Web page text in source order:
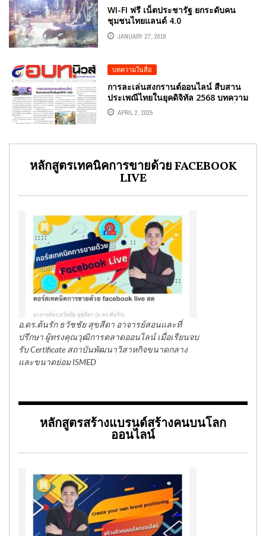
WI-FI ฟรี เน็ตประชารัฐ ยกระดับคน
ชุมชนไทยแลนด์ 4.0
JANUARY 27, 2018
บทความในสื่อ
การละเล่นสงกรานต์ออนไลน์ สืบสาน
ประเพณีไทยในยุคดิจิทัล 2568 บทความ
หนังสือพิมพ์ อปท.นิวส์ รายปักษ์ วันที่ 1-15
เมษายน 2568 โดยคอลัมนีสต์ อ.ดร.ต้นรัก
APRIL 2, 2025
หลักสูตรเทคนิคการขายด้วย FACEBOOK
LIVE
อ.ดร.ต้นรัก ธวัชชัย สุขสีดา อาจารย์สอนและที่
ปรึกษา ผู้ทรงคุณวุฒิการตลาดออนไลน์ เมื่อเรียนจบ
รับ Certificate สถาบันพัฒนาวิสาหกิจขนาดกลาง
และขนาดย่อม ISMED
หลักสูตรสร้างแบรนด์สร้างคนบนโลก
ออนไลน์